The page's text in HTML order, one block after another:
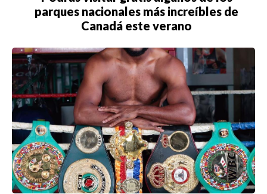
parques nacionales más increíbles de
Canadá este verano